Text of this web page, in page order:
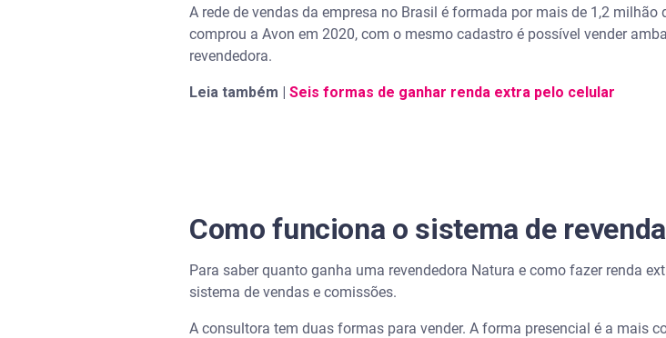
A rede de vendas da empresa no Brasil é formada por mais de 1,2
comprou a Avon em 2020, com o mesmo cadastro é possível vender
revendedora.
Leia também | Seis formas de ganhar renda extra pelo celular
Como funciona o sistema de
Para saber quanto ganha uma revendedora Natura e como fazer renda
sistema de vendas e comissões.
A consultora tem duas formas para vender. A forma presencial é a mais